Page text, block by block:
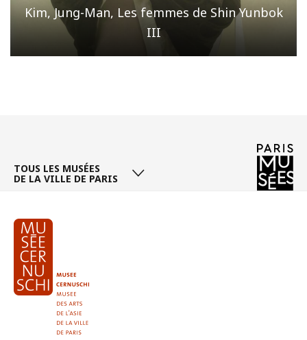
Kim, Jung-Man, Les femmes de Shin Yunbok
III
TOUS LES MUSÉES
DE LA VILLE DE PARIS